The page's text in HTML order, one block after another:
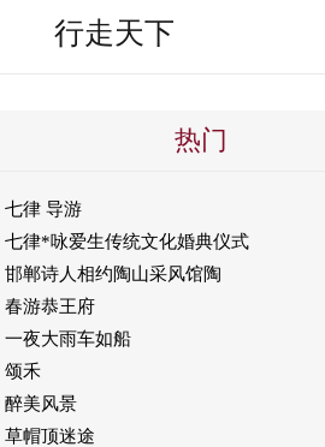
行走天下
热门
七律 导游
七律*咏爱生传统文化婚典仪式
邯郸诗人相约陶山采风馆陶
春游恭王府
一夜大雨车如船
颂禾
醉美风景
草帽顶迷途